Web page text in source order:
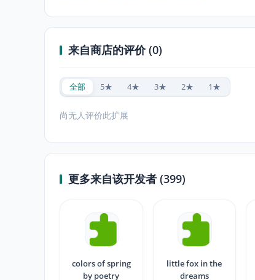
来自商店的评价 (0)
全部 5★ 4★ 3★ 2★ 1★
尚无人评价此扩展
更多来自该开发者 (399)
colors of spring
by poetry
little fox in the
dreams